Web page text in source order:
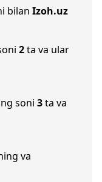
bilan Izoh.uz
2ta va ular
soni 3ta va
va